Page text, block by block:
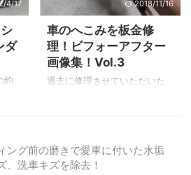
公
な
画
動
去に修理した画像ですが見て
いきましょう！ 左フロントフ
ェンダーのへこみ ▲塑性変形
はあまりなく弾性変形がメイ
ンです。 鈑金完了 ▲フロン
トフェンダーライナーを外す
4/17
ダ
約
ン
ご
2018/11/16
車のへこみを板金修
理！ビフォーアフター
画像集！Vol.3
過去に修理させていただいた
てきた鈑金修理ビフォーアフ
ターをお届けしてます。 今回
ング前の磨きで愛車に付いた水垢
、洗車キズを除去！